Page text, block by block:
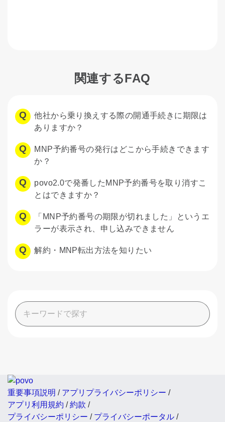
関連するFAQ
他社から乗り換えする際の開通手続きに期限は
ありますか？
MNP予約番号の発行はどこから手続きできます
か？
povo2.0で発番したMNP予約番号を取り消すこ
とはできますか？
「MNP予約番号の期限が切れました」というエ
ラーが表示され、申し込みできません
解約・MNP転出方法を知りたい
重要事項説明 / アプリプライバシーポリシー /
アプリ利用規約 /約款 /
プライバシーポリシー / プライバシーポータル /